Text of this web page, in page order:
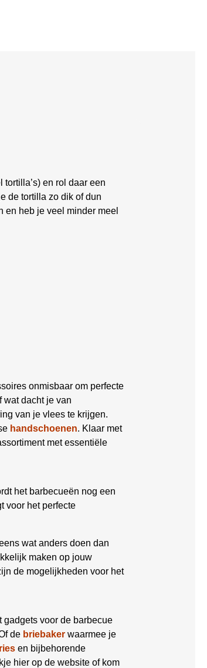
en rol daar een
de tortilla zo dik of dun
en heb je veel minder meel
onmisbaar om perfecte
wat dacht je van
van je vlees te krijgen.
handschoenen. Klaar met
met essentiële
het barbecueën nog een
voor het perfecte
wat anders doen dan
maken op jouw
de mogelijkheden voor het
gadgets voor de barbecue
de briebaker waarmee je
en bijbehorende
hier op de website of kom